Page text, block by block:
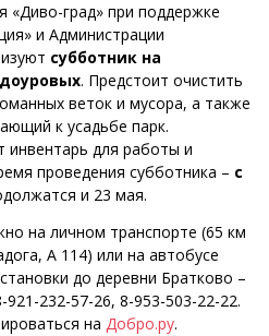
«Диво-град» при поддержке
и Администрации
субботник на
. Предстоит очистить
веток и мусора, а также
к усадьбе парк.
инвентарь для работы и
проведения субботника – с
и 23 мая.
на личном транспорте (65 км
А 114) или на автобусе
до деревни Братково –
232-57-26, 8-953-503-22-22.
на Добро.ру.